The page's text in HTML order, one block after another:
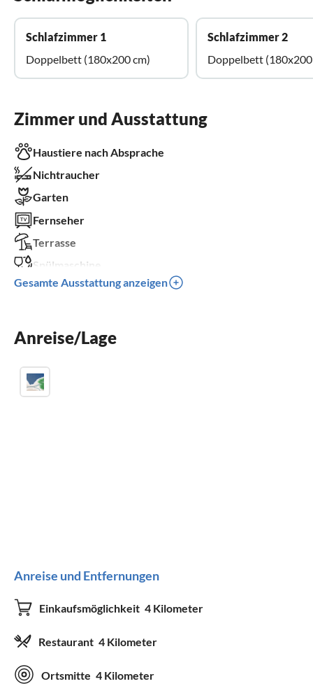
Schlafzimmer 1
Doppelbett (180x200 cm)
Schlafzimmer 2
Doppelbett (180x200
Zimmer und Ausstattung
Haustiere nach Absprache
Nichtraucher
Garten
Fernseher
Terrasse
Spülmaschine
Waschmaschine
Parkplatz
Gesamte Ausstattung anzeigen
Anreise/Lage
Anreise und Entfernungen
Einkaufsmöglichkeit 4 Kilometer
Restaurant 4 Kilometer
Ortsmitte 4 Kilometer